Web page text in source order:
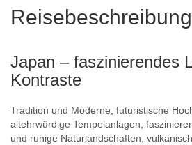
Reisebeschreibung
Japan – faszinierendes
Kontraste
Tradition und Moderne, futuristische
altehrwürdige Tempelanlagen,
und ruhige Naturlandschaften,